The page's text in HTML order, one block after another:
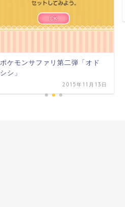
ポケモンサファリ第二弾「オド
シシ」
2015年11月13日